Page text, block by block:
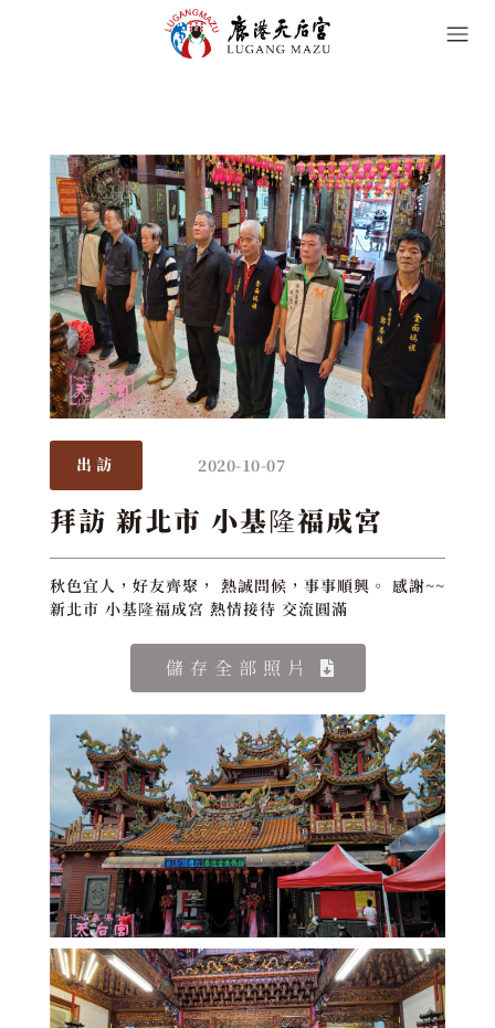
出訪 2020-10-07
拜訪 新北市 小基隆福成宮
秋色宜人，好友齊聚， 熱誠問候，事事順興。 感謝~~
新北市 小基隆福成宮 熱情接待 交流圓滿
儲存全部照片